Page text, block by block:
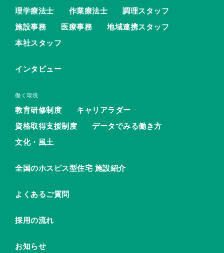
理学療法士
作業療法士
調理スタッフ
施設事務
医療事務
地域連携スタッフ
本社スタッフ
インタビュー
働く環境
教育研修制度
キャリアラダー
資格取得支援制度
データでみる働き方
文化・風土
全国のホスピス型住宅 施設紹介
よくあるご質問
採用の流れ
お知らせ